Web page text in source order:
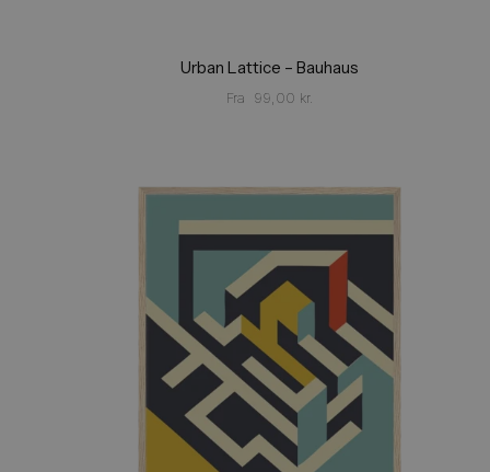
Urban Lattice – Bauhaus
Fra 99,00 kr.